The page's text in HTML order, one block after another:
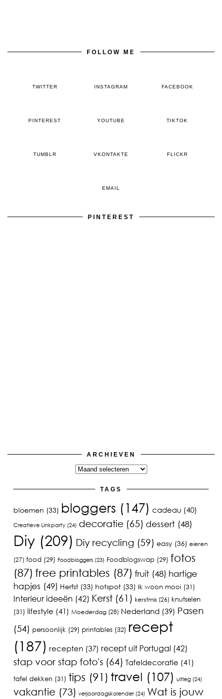
FOLLOW ME
TWITTER INSTAGRAM FACEBOOK
PINTEREST YOUTUBE TIKTOK
TUMBLR VKONTAKTE FLICKR
EMAIL
PINTEREST
ARCHIEVEN
Archieven
TAGS
bloemen (33) bloggers (147) cadeau (40)
Creatieve Linkparty (24) decoratie (65) dessert (48)
Diy (209) Diy recycling (59) easy (36) eieren
(27) food (29) Foodbloggers (23) Foodblogswap (29) fotos
(87) free printables (87) fruit (48) hartige
hapjes (49) Herfst (33) hotspot (33) Ik woon mooi (31)
Interieur ideeën (42) Kerst (61) kerstmis (26) knutselen
(31) lifestyle (41) Moederdag (28) Nederland (39) Pasen
(54) persoonlijk (29) printables (32) recept
(187) recepten (37) recept uit Portugal (42)
stap voor stap foto's (64) Tafeldecoratie (41)
tafel dekken (31) tips (91) travel (107) uitleg (24)
vakantie (73) verjaardagskalender(24) Wat is jouw